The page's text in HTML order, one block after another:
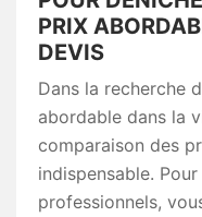
PRIX
DEVIS
Dans la recherche
abordable dans la
comparaison des
indispensable.
professionnels,